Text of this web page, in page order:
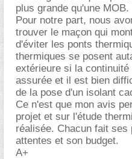
plus grande qu'une MOB.
Pour notre part, nous
trouver le maçon qui
d'éviter les ponts
thermiques se posent
extérieure si la
assurée et il est bien
de la pose d'un isolant
Ce n'est que mon avis
projet et sur l'étude
réalisée. Chacun fait
attentes et son budget.
A+